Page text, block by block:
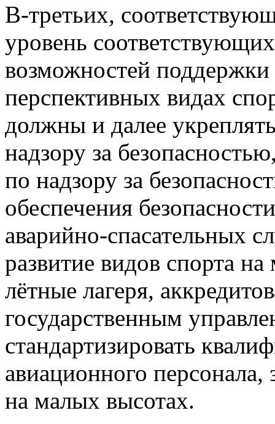
В-третьих,
уровень
возможностей
перспективных видах
должны и далее
надзору за
по надзору за
обеспечения
аварийно-спасательных
развитие видов спорта
лётные лагеря,
государственным
стандартизировать
авиационного
на малых высотах.